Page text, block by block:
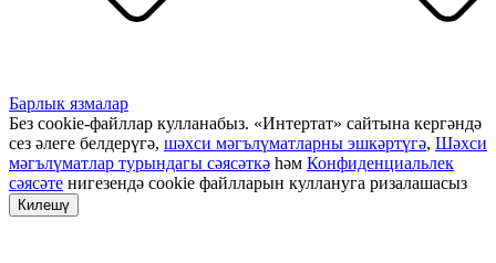
Барлык язмалар
Без cookie-файллар кулланабыз. «Интертат» сайтына кергәндә
сез әлеге белдерүгә, шәхси мәгълүматларны эшкәртүгә, Шәхси
мәгълүматлар турындагы сәясәткә һәм Конфиденциальлек
сәясәте нигезендә cookie файлларын куллануга ризалашасыз
Килешү